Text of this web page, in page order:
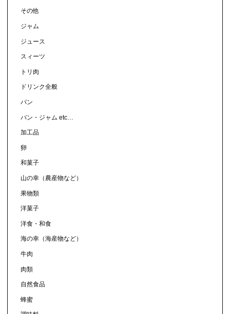
その他
ジャム
ジュース
スィーツ
トリ肉
ドリンク全般
パン
パン・ジャム etc…
加工品
卵
和菓子
山の幸（農産物など）
果物類
洋菓子
洋食・和食
海の幸（海産物など）
牛肉
肉類
自然食品
蜂蜜